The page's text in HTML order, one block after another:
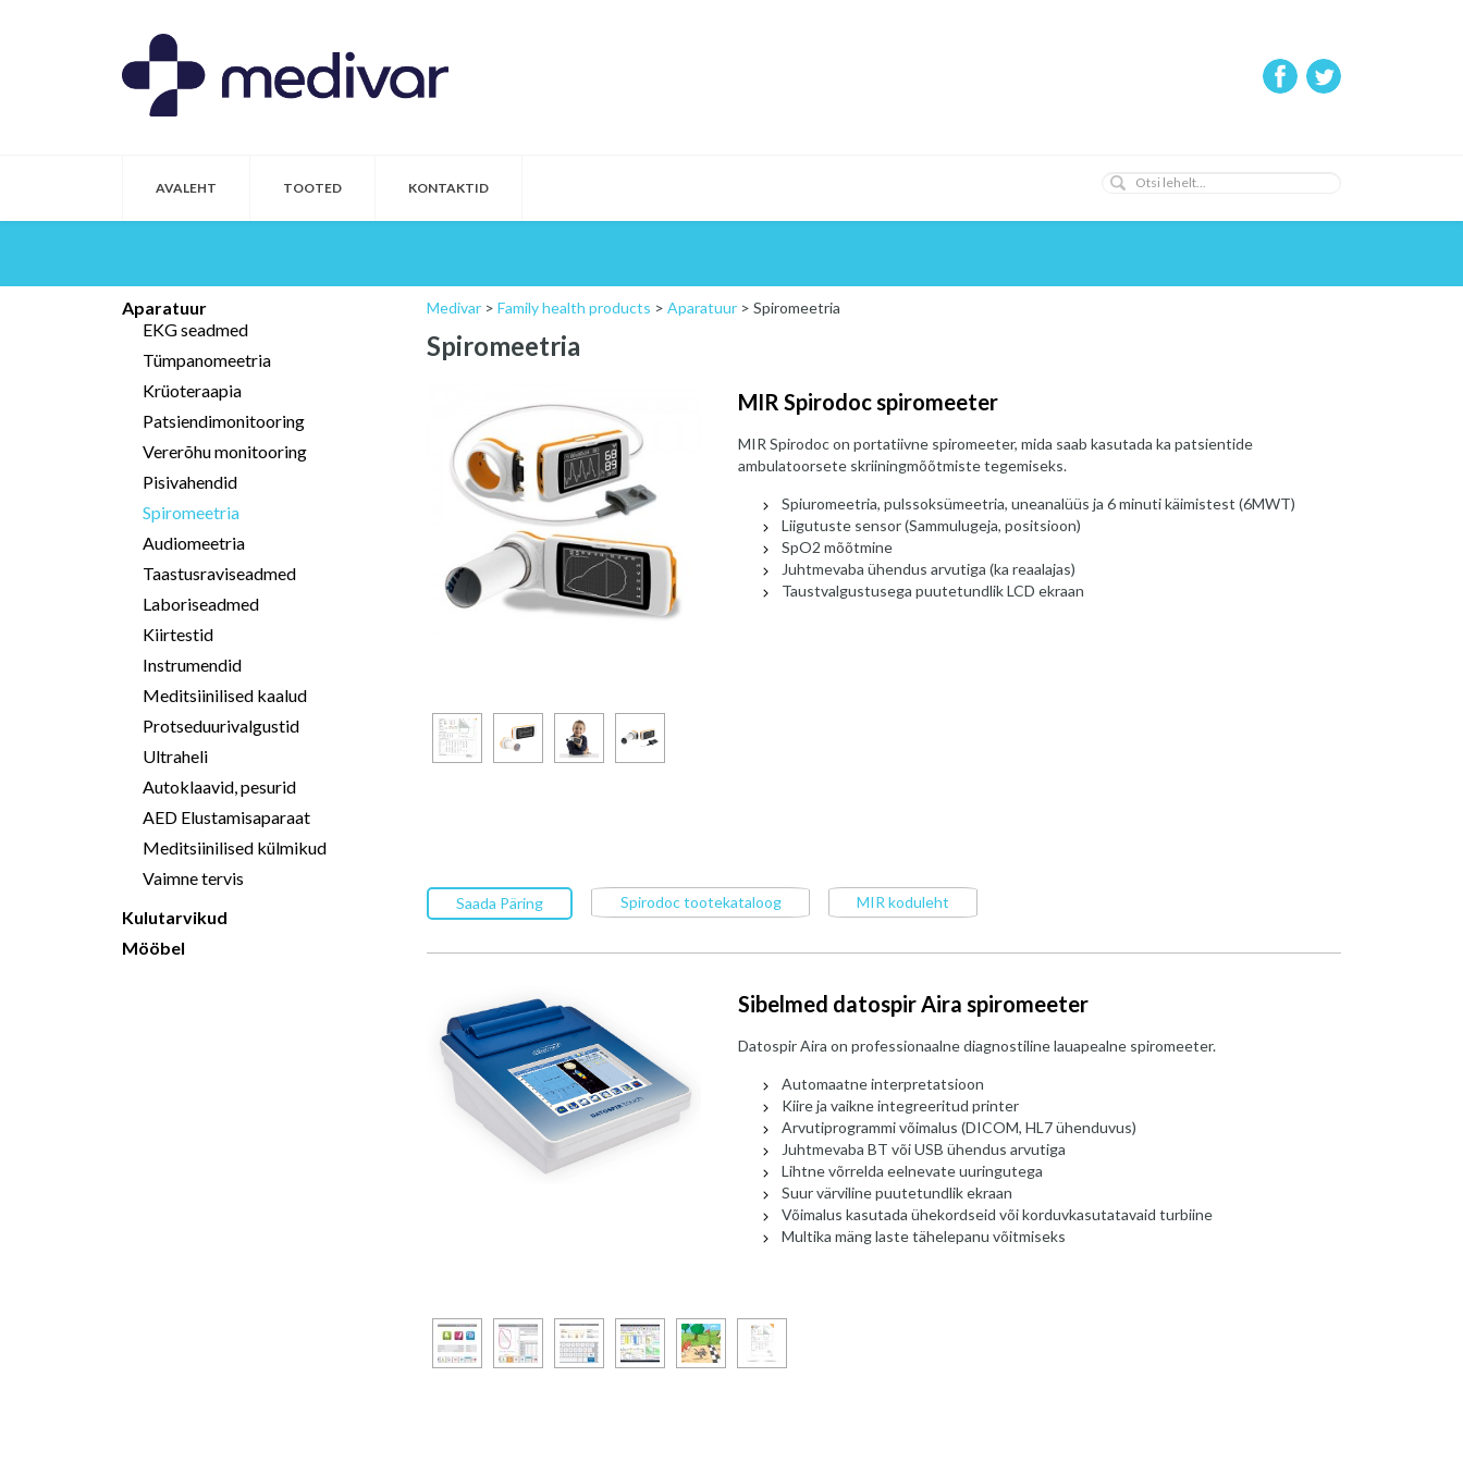
AVALEHT TOOTED KONTAKTID
Aparatuur
EKG seadmed
Tümpanomeetria
Krüoteraapia
Patsiendimonitooring
Vererõhu monitooring
Pisivahendid
Spiromeetria
Audiomeetria
Taastusraviseadmed
Laboriseadmed
Kiirtestid
Instrumendid
Meditsiinilised kaalud
Protseduurivalgustid
Ultraheli
Autoklaavid, pesurid
AED Elustamisaparaat
Meditsiinilised külmikud
Vaimne tervis
Kulutarvikud
Mööbel
Medivar > Family health products > Aparatuur > Spiromeetria
Spiromeetria
MIR Spirodoc spiromeeter
MIR Spirodoc on portatiivne spiromeeter, mida saab kasutada ka patsientide
ambulatoorsete skriiningmõõtmiste tegemiseks.
Spiuromeetria, pulssoksümeetria, uneanalüüs ja 6 minuti käimistest (6MWT)
Liigutuste sensor (Sammulugeja, positsioon)
SpO2 mõõtmine
Juhtmevaba ühendus arvutiga (ka reaalajas)
Taustvalgustusega puutetundlik LCD ekraan
Saada Päring Spirodoc tootekataloog MIR koduleht
Sibelmed datospir Aira spiromeeter
Datospir Aira on professionaalne diagnostiline lauapealne spiromeeter.
Automaatne interpretatsioon
Kiire ja vaikne integreeritud printer
Arvutiprogrammi võimalus (DICOM, HL7 ühenduvus)
Juhtmevaba BT või USB ühendus arvutiga
Lihtne võrrelda eelnevate uuringutega
Suur värviline puutetundlik ekraan
Võimalus kasutada ühekordseid või korduvkasutatavaid turbiine
Multika mäng laste tähelepanu võitmiseks